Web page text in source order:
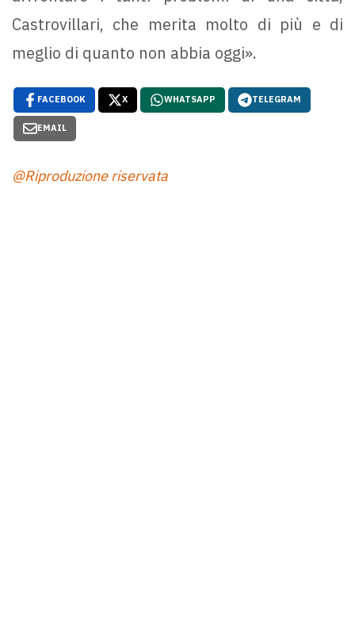
Castrovillari, che merita molto di più e di
meglio di quanto non abbia oggi».
FACEBOOK X WHATSAPP TELEGRAM
EMAIL
@Riproduzione riservata